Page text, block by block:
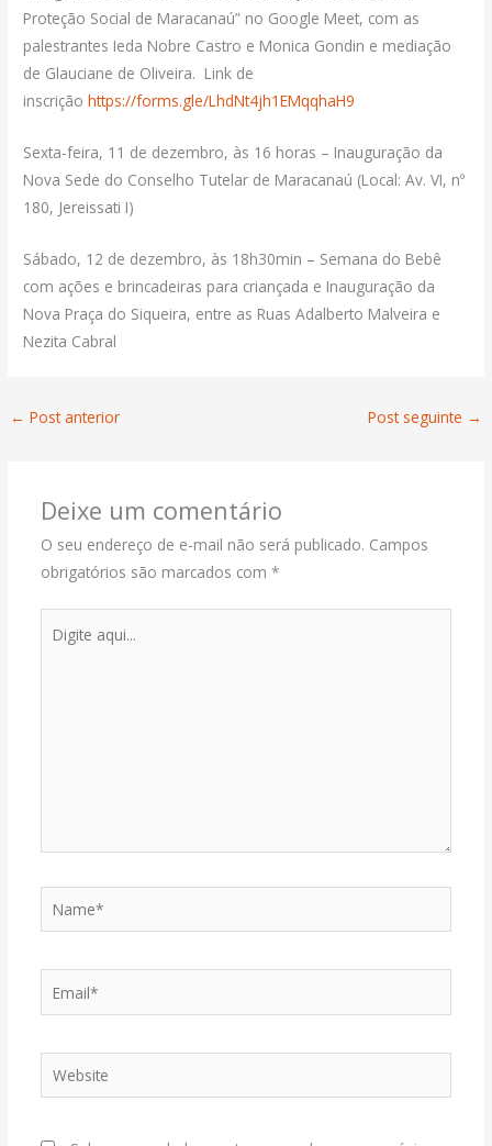
Proteção Social de Maracanaú” no Google Meet, com as
palestrantes Ieda Nobre Castro e Monica Gondin e mediação
de Glauciane de Oliveira. Link de
inscriçãohttps://forms.gle/LhdNt4jh1EMqqhaH9
Sexta-feira, 11 de dezembro, às 16 horas – Inauguração da
Nova Sede do Conselho Tutelar de Maracanaú (Local: Av. VI, nº
180, Jereissati I)
Sábado, 12 de dezembro, às 18h30min – Semana do Bebê
com ações e brincadeiras para criançada e Inauguração da
Nova Praça do Siqueira, entre as Ruas Adalberto Malveira e
Nezita Cabral
← Post anterior Post seguinte →
Deixe um comentário
O seu endereço de e-mail não será publicado. Campos
obrigatórios são marcados com *
aqui...
Name*
Website